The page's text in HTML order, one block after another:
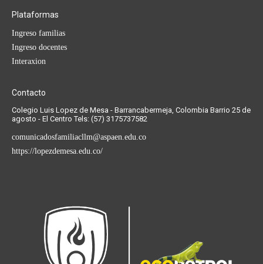
Plataformas
Ingreso familias
Ingreso docentes
Interaxion
Contacto
Colegio Luis Lopez de Mesa - Barrancabermeja, Colombia Barrio 25 de
agosto - El Centro Tels: (57) 3175737582
comunicadosfamiliacllm@aspaen.edu.co
https://lopezdemesa.edu.co/